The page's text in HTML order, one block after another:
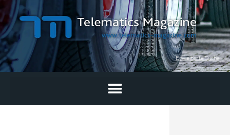
Zum
Inhalt
springen
Erweiterte Suche